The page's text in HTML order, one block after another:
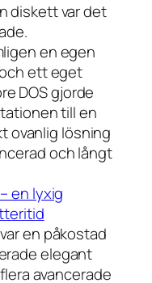
diskett var det
en egen
ett eget
DOS gjorde
till en
ovanlig lösning
och långt
en lyxig
en påkostad
elegant
avancerade